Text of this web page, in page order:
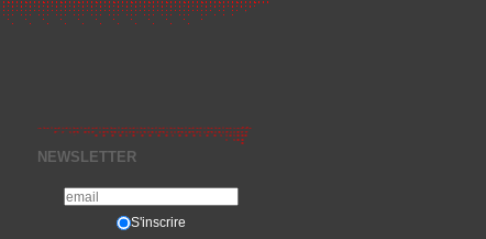
NEWSLETTER
S'inscrire